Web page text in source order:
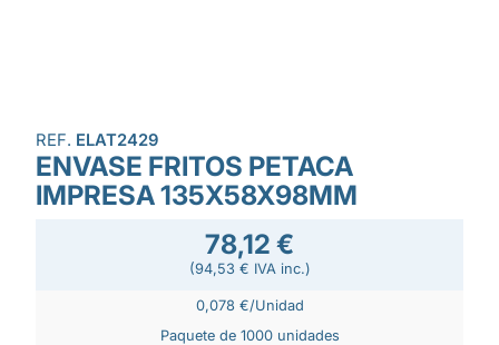
REF. ELAT2429
ENVASE FRITOS PETACA
IMPRESA 135X58X98MM
78,12 €
(94,53 € IVA inc.)
0,078 €/Unidad
Paquete de 1000 unidades